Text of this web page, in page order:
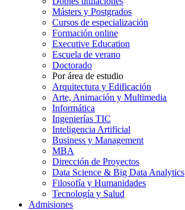
Másters y Postgrados
Cursos de especialización
Formación online
Executive Education
Escuela de verano
Doctorado
Por área de estudio
Arquitectura y Edificación
Arte, Animación y Multimedia
Informática
Ingenierías TIC
Inteligencia Artificial
Business y Management
MBA
Dirección de Proyectos
Data Science & Big Data Analytics
Filosofía y Humanidades
Tecnología y Salud
Admisiones